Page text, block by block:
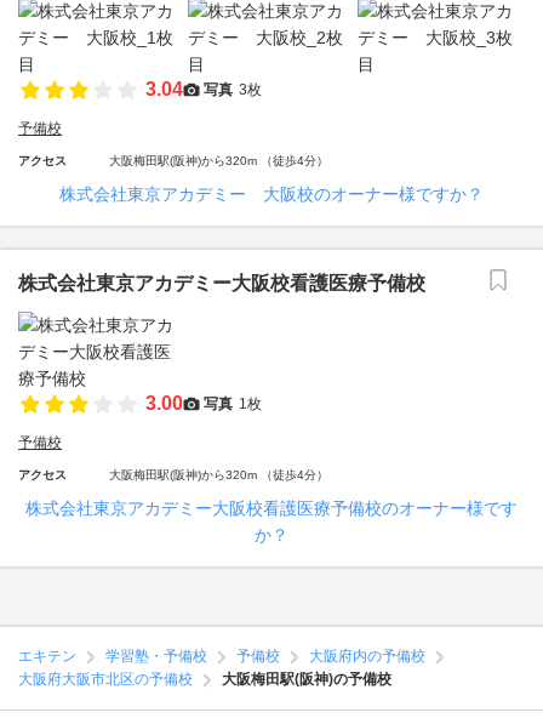
3.04 写真 3枚
予備校
アクセス 大阪梅田駅(阪神)から320m （徒歩4分）
株式会社東京アカデミー 大阪校のオーナー様ですか？
株式会社東京アカデミー大阪校看護医療予備校
3.00 写真 1枚
予備校
アクセス 大阪梅田駅(阪神)から320m （徒歩4分）
株式会社東京アカデミー大阪校看護医療予備校のオーナー様です
か？
エキテン 学習塾・予備校 予備校
大阪府内の予備校
大阪府大阪市北区の予備校
大阪梅田駅(阪神)の予備校